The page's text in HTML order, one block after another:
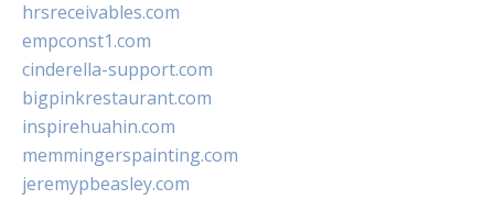
hrsreceivables.com
empconst1.com
cinderella-support.com
bigpinkrestaurant.com
inspirehuahin.com
memmingerspainting.com
jeremypbeasley.com